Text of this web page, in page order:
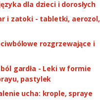
dla dzieci i dorosłych
i zatoki - tabletki, aerozol,
rozgrzewające i
gardła - Leki w formie
pastylek
ucha: krople, spraye